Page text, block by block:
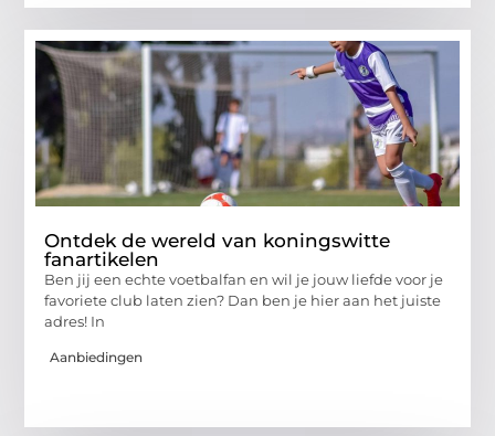
Ontdek de wereld van koningswitte
fanartikelen
Ben jij een echte voetbalfan en wil je jouw liefde voor je
favoriete club laten zien? Dan ben je hier aan het juiste
adres! In
Aanbiedingen